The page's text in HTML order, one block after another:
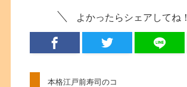
よかったらシェアしてね！
本格江戸前寿司のコ